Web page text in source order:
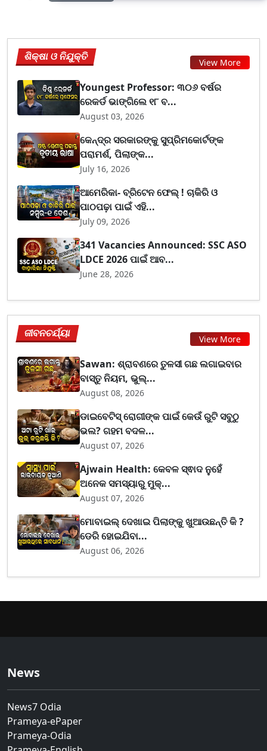
ଶିକ୍ଷା ଓ ନିଯୁକ୍ତି View More
Youngest Professor: ୩୦୬ ବର୍ଷର
ରେକର୍ଡ ଭାଙ୍ଗିଲେ ୧୮ ବ...
August 03, 2026
କେନ୍ଦ୍ର ସରକାରଙ୍କୁ ସୁପ୍ରିମକୋର୍ଟଙ୍କ
ପରାମର୍ଶ, ପିଲାଙ୍କ...
July 16, 2026
ଆମେରିକା- ବ୍ରିଟେନ ଫେଲ୍ ! ଚାକିରି ଓ
ପାଠପଢ଼ା ପାଇଁ ଏହି...
July 09, 2026
341 Vacancies Announced: SSC ASO
LDCE 2026 ପାଇଁ ଆବ...
June 28, 2026
ଜୀବନଚର୍ଯ୍ୟା View More
Sawan: ଶ୍ରାବଣରେ ତୁଳସୀ ଗଛ ଲଗାଇବାର
ବାସ୍ତୁ ନିୟମ, ଭୁଲ୍...
August 08, 2026
ଡାଇବେଟିସ୍ ରୋଗୀଙ୍କ ପାଇଁ କେଉଁ ରୁଟି ସବୁଠୁ
ଭଲ? ଗହମ ବଦଳ...
August 07, 2026
Ajwain Health: କେବଳ ସ୍ଵାଦ ନୁହେଁ
ଅନେକ ସମସ୍ୟାରୁ ମୁକ୍...
August 07, 2026
ମୋବାଇଲ୍ ଦେଖାଇ ପିଲାଙ୍କୁ ଖୁଆଉଛନ୍ତି କି ?
ଡେରି ହୋଇଯିବା...
August 06, 2026
News
News7 Odia
Prameya-ePaper
Prameya-Odia